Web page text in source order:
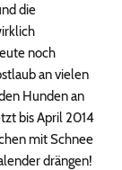
die
noch
an vielen
Hunden an
bis April 2014
mit Schnee
drängen!